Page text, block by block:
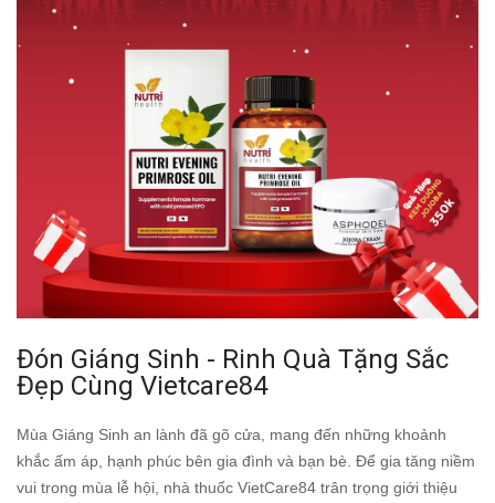
Đón Giáng Sinh - Rinh Quà Tặng Sắc
Đẹp Cùng Vietcare84
Mùa Giáng Sinh an lành đã gõ cửa, mang đến những khoảnh
khắc ấm áp, hạnh phúc bên gia đình và bạn bè. Để gia tăng niềm
vui trong mùa lễ hội, nhà thuốc VietCare84 trân trọng giới thiệu